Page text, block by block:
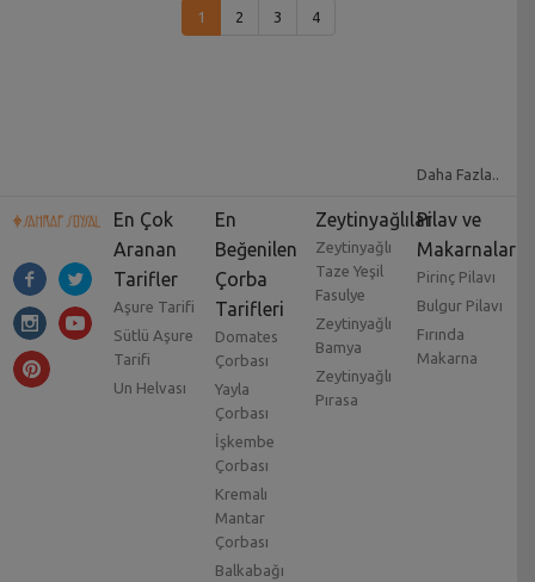
1 2 3 4
Daha Fazla..
En Çok
Aranan
Tarifler
Aşure Tarifi
Sütlü Aşure
Tarifi
Un Helvası
En
Beğenilen
Çorba
Tarifleri
Domates
Çorbası
Yayla
Çorbası
İşkembe
Çorbası
Kremalı
Mantar
Çorbası
Balkabağı
Zeytinyağlılar
Zeytinyağlı
Taze Yeşil
Fasulye
Zeytinyağlı
Bamya
Zeytinyağlı
Pırasa
Pilav ve
Makarnalar
Pirinç Pilavı
Bulgur Pilavı
Fırında
Makarna